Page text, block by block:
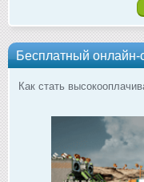
Бесплатный онлайн-
Как стать